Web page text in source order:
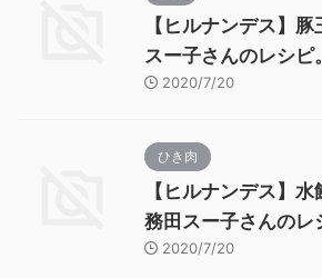
【ヒルナンデス】
スー子さんのレシピ。
2020/7/20
ひき肉
【ヒルナンデス】
務田スー子さんのレ
2020/7/20